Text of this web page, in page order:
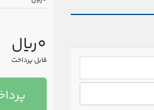
0ریال
قابل پرداخت